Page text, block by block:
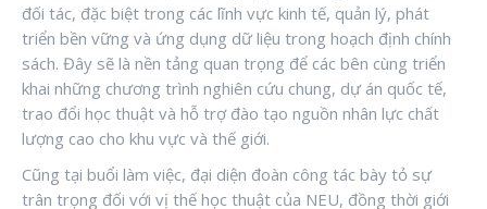
đối tác, đặc biệt trong các lĩnh vực kinh tế, quản lý, phát
triển bền vững và ứng dụng dữ liệu trong hoạch định chính
sách. Đây sẽ là nền tảng quan trọng để các bên cùng triển
khai những chương trình nghiên cứu chung, dự án quốc tế,
trao đổi học thuật và hỗ trợ đào tạo nguồn nhân lực chất
lượng cao cho khu vực và thế giới.
Cũng tại buổi làm việc, đại diện đoàn công tác bày tỏ sự
trân trọng đối với vị thế học thuật của NEU, đồng thời giới